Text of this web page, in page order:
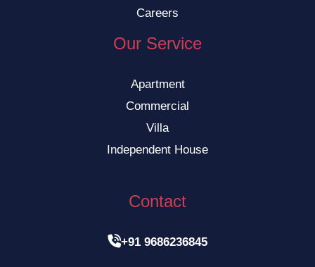
Careers
Our Service
Apartment
Commercial
Villa
Independent House
Contact
+91 9686236845